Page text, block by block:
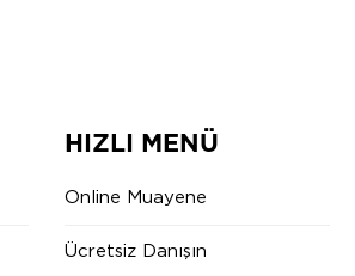
HIZLI MENÜ
Online Muayene
Ücretsiz Danışın